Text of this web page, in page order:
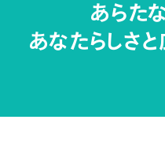
あらた
あなたらしさ